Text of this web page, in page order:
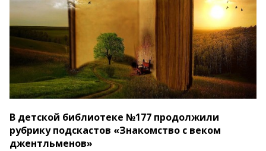
В детской библиотеке №177 продолжили
рубрику подскастов «Знакомство с веком
джентльменов»